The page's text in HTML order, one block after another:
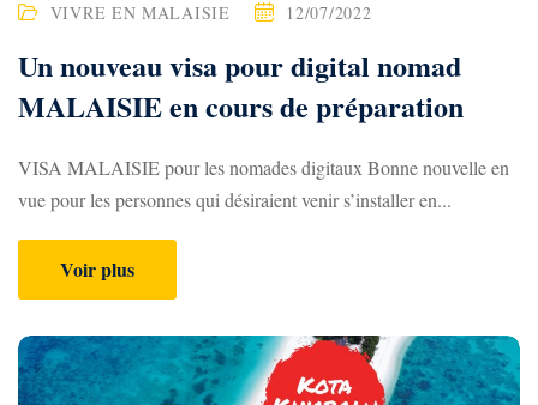
VIVRE EN MALAISIE 12/07/2022
Un nouveau visa pour digital nomad
MALAISIE en cours de préparation
VISA MALAISIE pour les nomades digitaux Bonne nouvelle en
vue pour les personnes qui désiraient venir s’installer en...
Voir plus